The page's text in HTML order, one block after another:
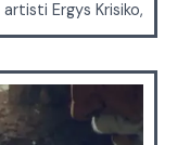
Ergys Krisiko,